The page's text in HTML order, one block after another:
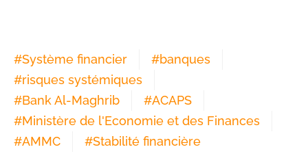
#Système financier #banques
#risques systémiques
#Bank Al-Maghrib #ACAPS
#Ministère de l'Economie et des Finances
#AMMC #Stabilité financière